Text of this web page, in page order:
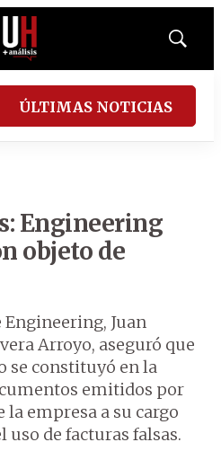
Mostrar
ÚLTIMAS NOTICIAS
Engineering
objeto de
Juan
Arroyo, aseguró que
se constituyó en la
emitidos por
la empresa a su cargo
uso de facturas falsas.